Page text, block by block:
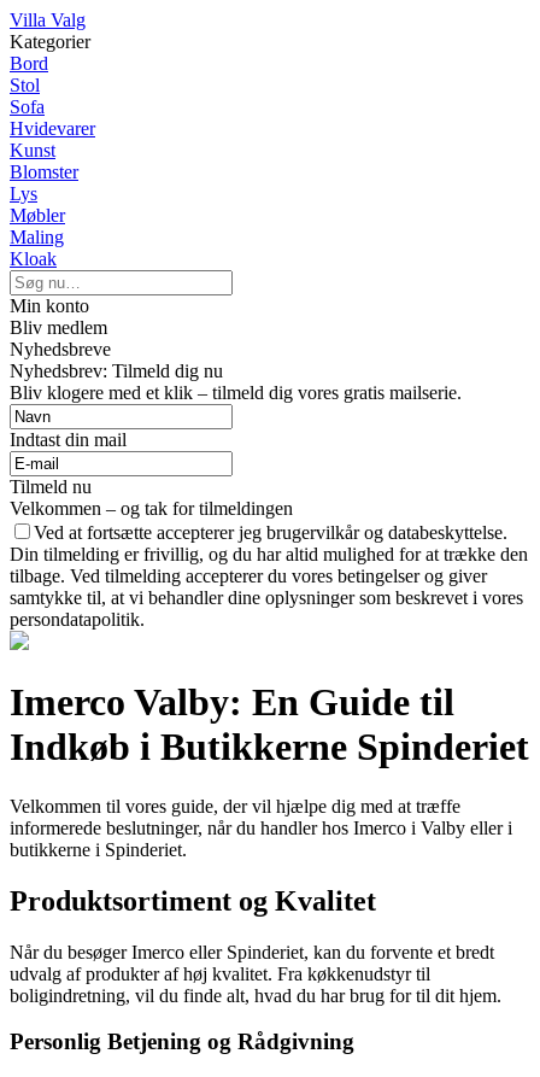
Villa Valg
Kategorier
Bord
Stol
Sofa
Hvidevarer
Kunst
Blomster
Lys
Møbler
Maling
Kloak
Min konto
Bliv medlem
Nyhedsbreve
Nyhedsbrev: Tilmeld dig nu
Bliv klogere med et klik – tilmeld dig vores gratis mailserie.
Indtast din mail
Tilmeld nu
Velkommen – og tak for tilmeldingen
Ved at fortsætte accepterer jeg brugervilkår og databeskyttelse.
Din tilmelding er frivillig, og du har altid mulighed for at trække den
tilbage. Ved tilmelding accepterer du vores betingelser og giver
samtykke til, at vi behandler dine oplysninger som beskrevet i vores
persondatapolitik.
Imerco Valby: En Guide til
Indkøb i Butikkerne Spinderiet
Velkommen til vores guide, der vil hjælpe dig med at træffe
informerede beslutninger, når du handler hos Imerco i Valby eller i
butikkerne i Spinderiet.
Produktsortiment og Kvalitet
Når du besøger Imerco eller Spinderiet, kan du forvente et bredt
udvalg af produkter af høj kvalitet. Fra køkkenudstyr til
boligindretning, vil du finde alt, hvad du har brug for til dit hjem.
Personlig Betjening og Rådgivning